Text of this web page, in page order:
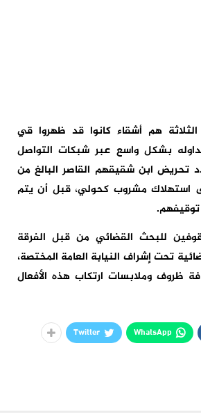
هم أشقاء كانوا قد ظهروا قي
بشكل واسع عبر شبكات التواصل
تحريض ابن شقيقهم القاصر البالغ من
على استهلاك مشروب كحولي، قبل أن يتم
للبحث القضائي من قبل الفرقة
تحت إشراف النيابة العامة المختصة،
ظروف وملابسات ارتكاب هذه الأفعال
WhatsApp
Twitter